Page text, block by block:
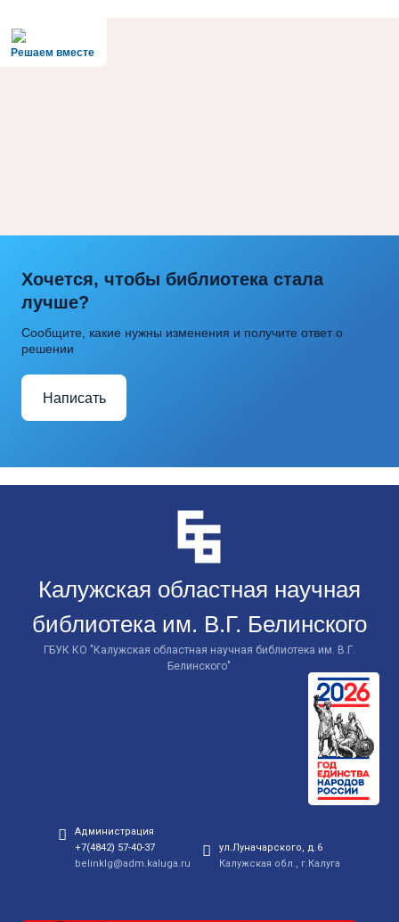
Решаем вместе
Хочется, чтобы библиотека стала
лучше?
Сообщите, какие нужны изменения и получите ответ о
решении
Написать
Калужская областная научная
библиотека им. В.Г. Белинского
ГБУК КО "Калужская областная научная библиотека им. В.Г.
Белинского"
Администрация
+7(4842) 57-40-37
belinklg@adm.kaluga.ru
ул.Луначарского, д.6
Калужская обл., г.Калуга